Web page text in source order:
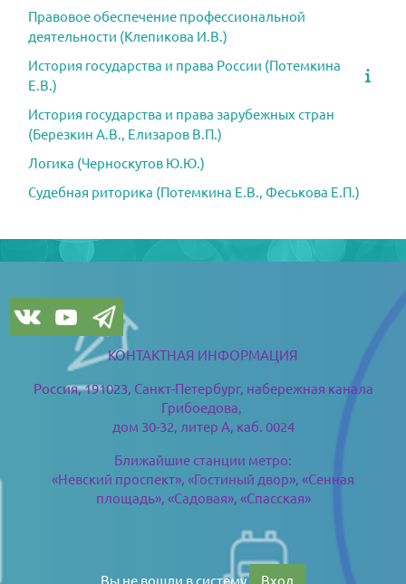
Правовое обеспечение профессиональной
деятельности (Клепикова И.В.)
История государства и права России (Потемкина
Е.В.)
История государства и права зарубежных стран
(Березкин А.В., Елизаров В.П.)
Логика (Черноскутов Ю.Ю.)
Судебная риторика (Потемкина Е.В., Феськова Е.П.)
Блоки
КОНТАКТНАЯ ИНФОРМАЦИЯ
Россия, 191023, Санкт-Петербург, набережная канала
Грибоедова,
дом 30-32, литер А, каб. 0024
Ближайшие станции метро:
«Невский проспект», «Гостиный двор», «Сенная
площадь», «Садовая», «Спасская»
Вы не вошли в систему Вход